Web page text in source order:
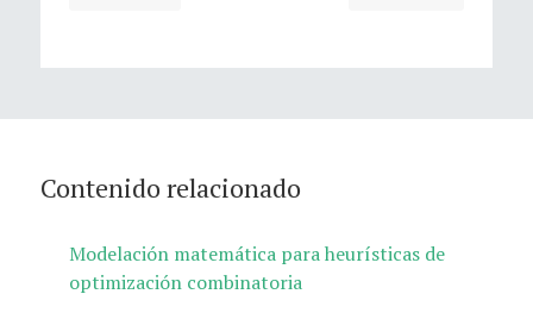
Contenido relacionado
Modelación matemática para heurísticas de
optimización combinatoria